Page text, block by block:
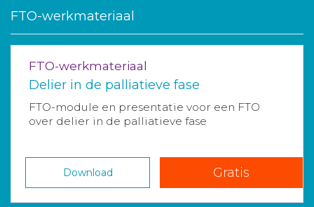
FTO-werkmateriaal
FTO-werkmateriaal
Delier in de palliatieve fase
FTO-module en presentatie voor een FTO
over delier in de palliatieve fase
Download Gratis